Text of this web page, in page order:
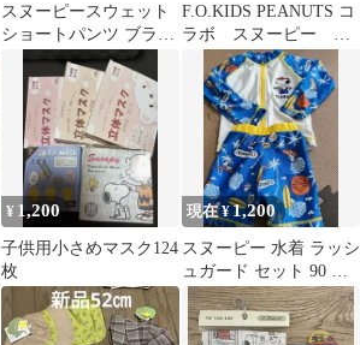
スヌーピースウェット
ショートパンツ ブラン
シェスブラウンショー
トパンツ 2点
F.O.KIDS PEANUTS コ
ラボ スヌーピー ハ
ーフパンツ 90cm
¥ 1,200
子供用小さめマスク124
枚
現在 ¥1,200
スヌーピー 水着 ラッシ
ュガード セット 90 男
の子 ベビー キッズ 西
松屋